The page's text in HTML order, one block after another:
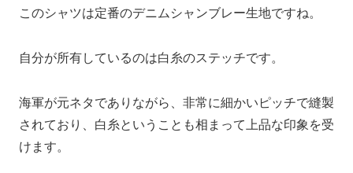
このシャツは定番のデニムシャンブレー生地ですね。
自分が所有しているのは白糸のステッチです。
海軍が元ネタでありながら、非常に細かいピッチで縫製
されており、白糸ということも相まって上品な印象を受
けます。